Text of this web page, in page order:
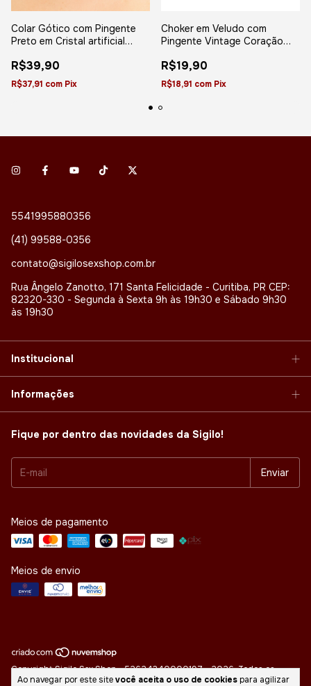
Ao navegar por este sitevocê aceita o uso de cookies para agilizar
Colar Gótico com Pingente
Preto em Cristal artificial
R$39,90
R$37,91 com Pix
Choker em Veludo com
Pingente Vintage Coração
R$19,90
R$18,91 com Pix
5541995880356
(41) 99588-0356
contato@sigilosexshop.com.br
Rua Ângelo Zanotto, 171 Santa Felicidade - Curitiba, PR CEP:
82320-330 - Segunda à Sexta 9h às 19h30 e Sábado 9h30
às 19h30
Institucional
Informações
Fique por dentro das novidades da Sigilo!
Meios de pagamento
Meios de envio
Copyright Sigilo Sex Shop - 52624340000197 - 2026. Todos os
direitos reservados.